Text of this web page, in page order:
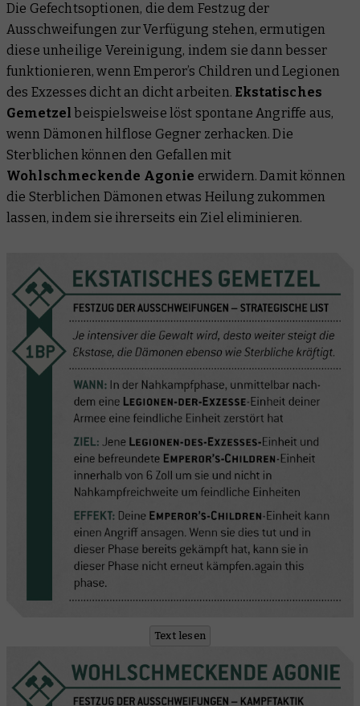
Die Gefechtsoptionen, die dem Festzug der
Ausschweifungen zur Verfügung stehen, ermutigen
diese unheilige Vereinigung, indem sie dann besser
funktionieren, wenn Emperor’s Children und Legionen
des Exzesses dicht an dicht arbeiten. Ekstatisches
Gemetzel beispielsweise löst spontane Angriffe aus,
wenn Dämonen hilflose Gegner zerhacken. Die
Sterblichen können den Gefallen mit
Wohlschmeckende Agonie erwidern. Damit können
die Sterblichen Dämonen etwas Heilung zukommen
lassen, indem sie ihrerseits ein Ziel eliminieren.
Text lesen